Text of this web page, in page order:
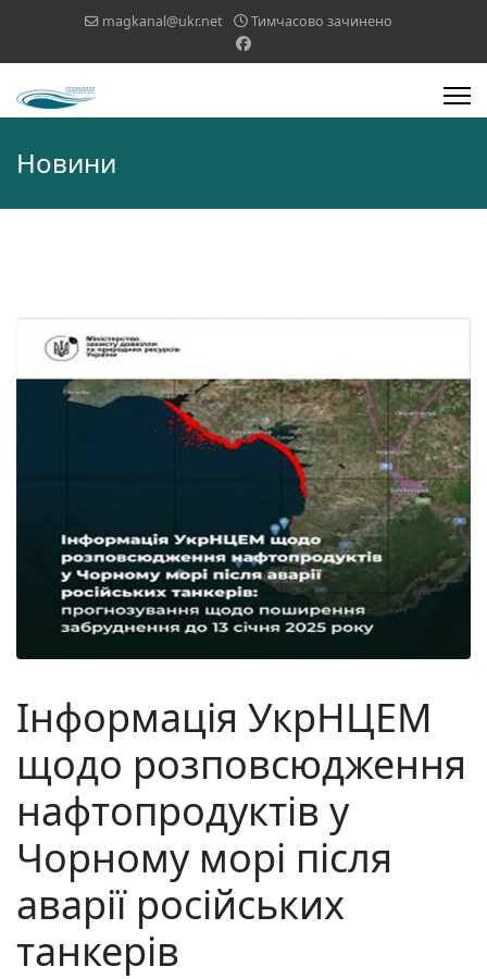
magkanal@ukr.net Тимчасово зачинено
Новини
Інформація УкрНЦЕМ
щодо розповсюдження
нафтопродуктів у
Чорному морі після
аварії російських
танкерів